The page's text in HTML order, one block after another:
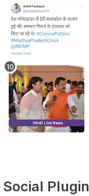
Social Plugin